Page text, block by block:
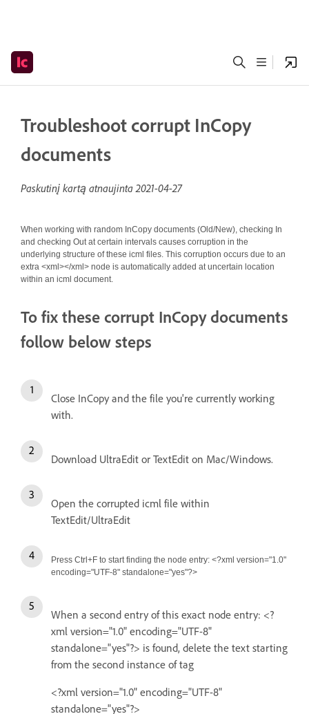
Troubleshoot corrupt InCopy
documents
Paskutinį kartą atnaujinta2021-04-27
When working with random InCopy documents (Old/New), checking In
and checking Out at certain intervals causes corruption in the
underlying structure of these icml files. This corruption occurs due to an
extra <xml></xml> node is automatically added at uncertain location
within an icml document.
To fix these corrupt InCopy documents
follow below steps
Close InCopy and the file you're currently working
with.
Download UltraEdit or TextEdit on Mac/Windows.
Open the corrupted icml file within
TextEdit/UltraEdit
Press Ctrl+F to start finding the node entry: <?xml version="1.0"
encoding="UTF-8" standalone="yes"?>
When a second entry of this exact node entry: <?
xml version="1.0" encoding="UTF-8"
standalone="yes"?> is found, delete the text starting
from the second instance of tag
<?xml version="1.0" encoding="UTF-8"
standalone="yes"?>